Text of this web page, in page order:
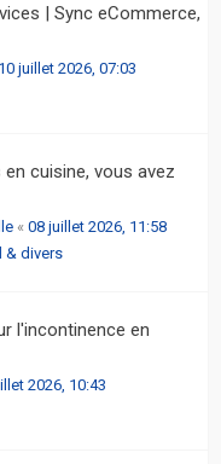
| Sync eCommerce,
10 juillet 2026, 07:03
cuisine, vous avez
« 08 juillet 2026, 11:58
& divers
l'incontinence en
2026, 10:43